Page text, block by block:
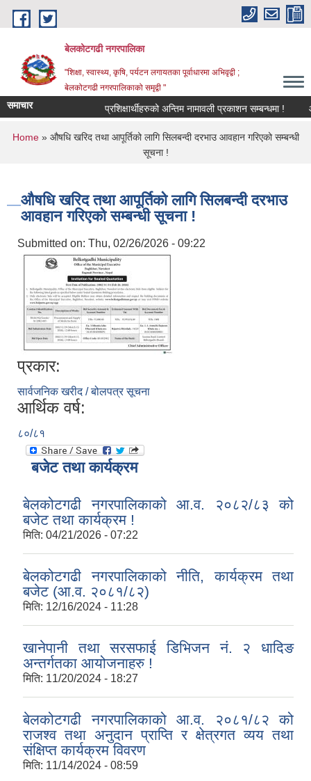
Skip to main content
बेलकोटगढी नगरपालिका
"शिक्षा, स्वास्थ्य, कृषि, पर्यटन लगायतका पूर्वाधारमा अभिवृद्वी ;
बेलकोटगढी नगरपालिकाको समृद्वी "
समाचार प्रशिक्षार्थीहरुको अन्तिम नामावली प्रकाशन सम्बन्धमा !
You are here
Home» औषधि खरिद तथा आपूर्तिको लागि सिलबन्दी दरभाउ आवहान गरिएको सम्बन्धी
सूचना !
औषधि खरिद तथा आपूर्तिको लागि सिलबन्दी दरभाउ
आवहान गरिएको सम्बन्धी सूचना !
Submitted on: Thu, 02/26/2026 - 09:22
प्रकार:
सार्वजनिक खरीद / बोलपत्र सूचना
आर्थिक वर्ष:
८०/८१
बजेट तथा कार्यक्रम
बेलकोटगढी नगरपालिकाको आ.व. २०८२/८३ को
बजेट तथा कार्यक्रम !
मिति: 04/21/2026 - 07:22
बेलकोटगढी नगरपालिकाको नीति, कार्यक्रम तथा
बजेट (आ.व. २०८१/८२)
मिति: 12/16/2024 - 11:28
खानेपानी तथा सरसफाई डिभिजन नं. २ धादिङ
अन्तर्गतका आयोजनाहरु !
मिति: 11/20/2024 - 18:27
बेलकोटगढी नगरपालिकाको आ.व. २०८१/८२ को
राजश्व तथा अनुदान प्राप्ति र क्षेत्रगत व्यय तथा
संक्षिप्त कार्यक्रम विवरण
मिति: 11/14/2024 - 08:59